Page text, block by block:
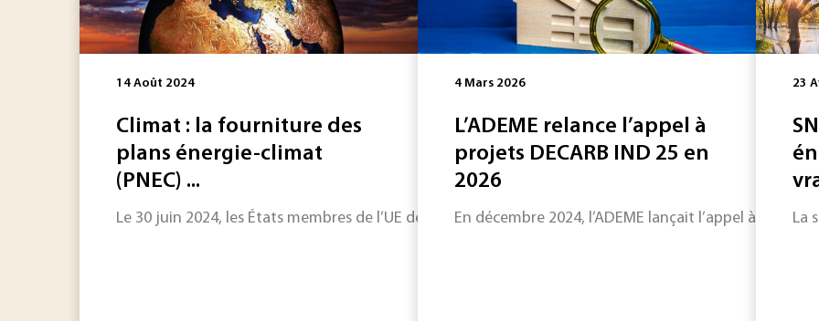
14 Août 2024
Climat : la fourniture des
plans énergie-climat
(PNEC) ...
Le 30 juin 2024, les États membres de l’UE devaient rendre la version finale de leur plan national
4 Mars 2026
L’ADEME relance l’appel à
projets DECARB IND 25 en
2026
En décembre 2024, l’ADEME lançait l’appel à
23
La